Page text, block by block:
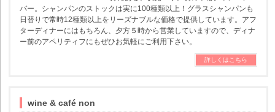
バー。シャンパンのストックは実に100種類以上！グラスシャンパンも
日替りで常時12種類以上をリーズナブルな価格で提供しています。アフ
ターディナーにはもちろん、夕方５時から営業していますので、ディナ
ー前のアペリティフにもぜひお気軽にご利用下さい。
詳しくはこちら
wine & café non